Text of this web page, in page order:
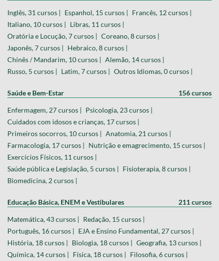
Inglês, 31 cursos | Espanhol, 15 cursos | Francês, 12 cursos |
Italiano, 10 cursos | Libras, 11 cursos |
Oratória e Locução, 7 cursos | Coreano, 8 cursos |
Japonês, 7 cursos | Hebraico, 8 cursos |
Chinês / Mandarim, 10 cursos | Alemão, 14 cursos |
Russo, 5 cursos | Latim, 7 cursos | Outros Idiomas, 0 cursos |
Saúde e Bem-Estar 156 cursos
Enfermagem, 27 cursos | Psicologia, 23 cursos |
Cuidados com idosos e crianças, 17 cursos |
Primeiros socorros, 10 cursos | Anatomia, 21 cursos |
Farmacologia, 17 cursos | Nutrição e emagrecimento, 15 cursos |
Exercícios Físicos, 11 cursos |
Saúde pública e Legislação, 5 cursos | Fisioterapia, 8 cursos |
Biomedicina, 2 cursos |
Educação Básica, ENEM e Vestibulares 211 cursos
Matemática, 43 cursos | Redação, 15 cursos |
Português, 16 cursos | EJA e Ensino Fundamental, 27 cursos |
História, 18 cursos | Biologia, 18 cursos | Geografia, 13 cursos |
Química, 14 cursos | Física, 18 cursos | Filosofia, 6 cursos |